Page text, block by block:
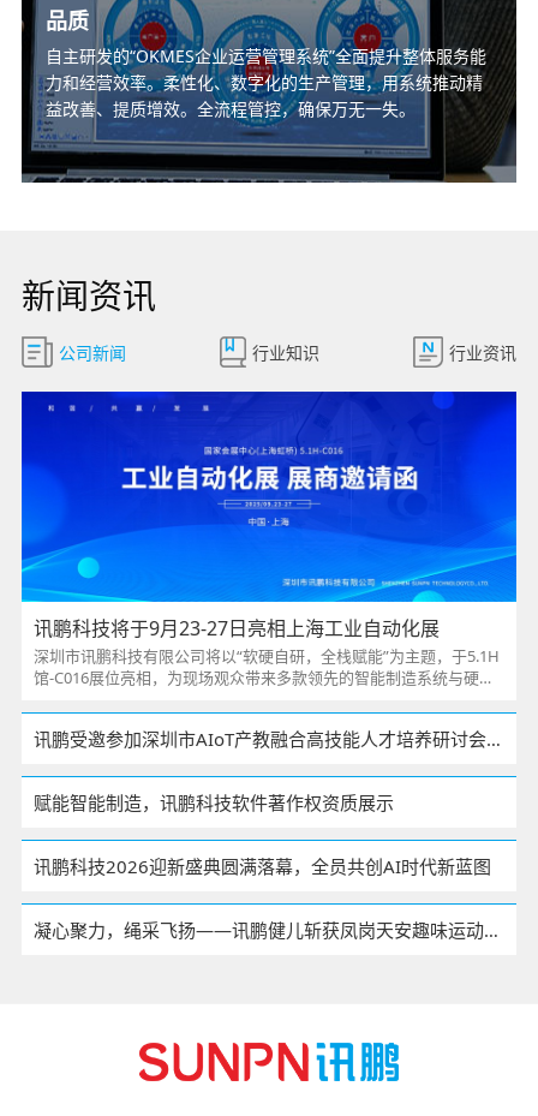
品质
自主研发的“OKMES企业运营管理系统”全面提升整体服务能
力和经营效率。柔性化、数字化的生产管理，用系统推动精
益改善、提质增效。全流程管控，确保万无一失。
新闻资讯
公司新闻 行业知识 行业资讯
讯鹏科技将于9月23-27日亮相上海工业自动化展
深圳市讯鹏科技有限公司将以“软硬自研，全栈赋能”为主题，于5.1H
馆-C016展位亮相，为现场观众带来多款领先的智能制造系统与硬件
讯鹏受邀参加深圳市AIoT产教融合高技能人才培养研讨会，并签署校企战略合作
赋能智能制造，讯鹏科技软件著作权资质展示
讯鹏科技2026迎新盛典圆满落幕，全员共创AI时代新蓝图
凝心聚力，绳采飞扬——讯鹏健儿斩获凤岗天安趣味运动会拔河赛季军